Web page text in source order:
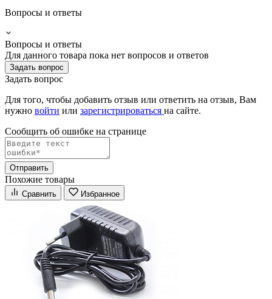
Вопросы и ответы
Вопросы и ответы
Для данного товара пока нет вопросов и ответов
Задать вопрос
Задать вопрос
Для того, чтобы добавить отзыв или ответить на отзыв, Вам
нужно войти или зарегистрироваться на сайте.
Сообщить об ошибке на страницe
Отправить
Похожие товары
Сравнить Избранное